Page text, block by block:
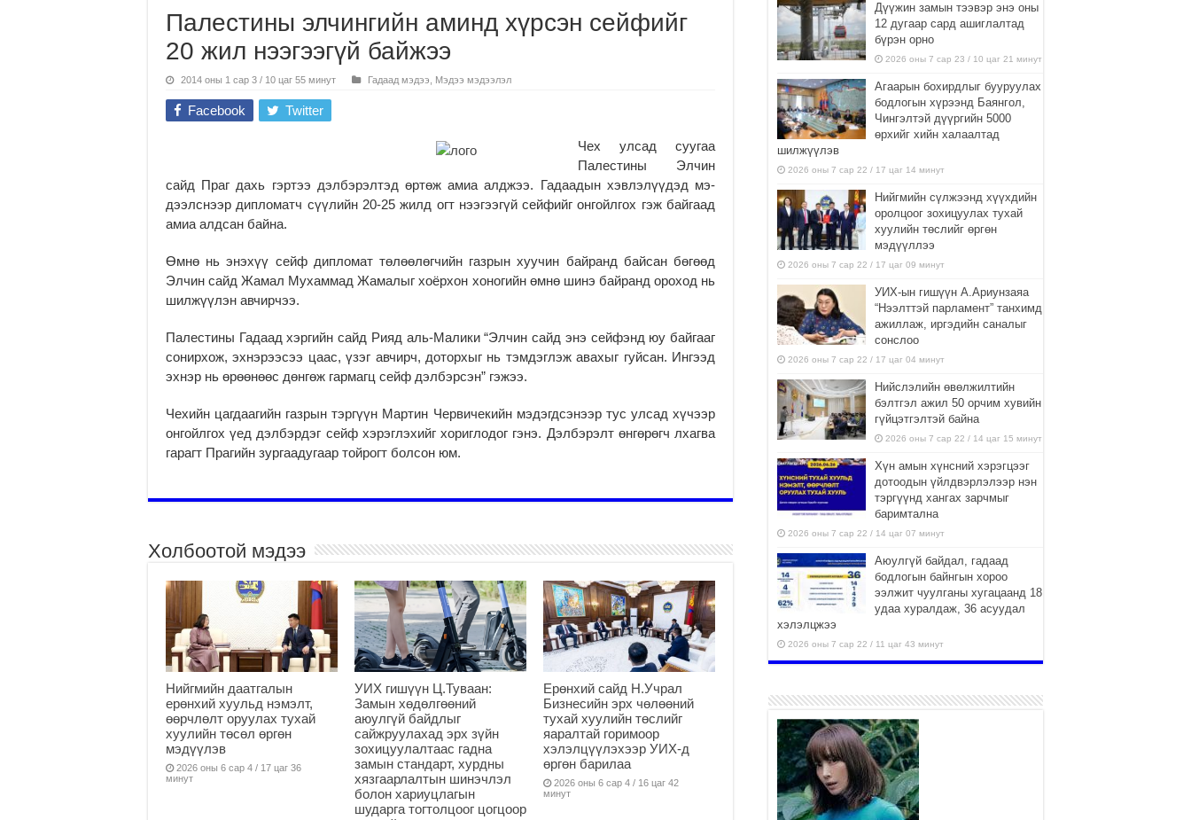
Палестины элчингийн аминд хүрсэн сейфийг
20 жил нээгээгүй байжээ
2014 оны 1 сар 3 / 10 цаг 55 минут Гадаад мэдээ Мэдээ мэдээлэл
Facebook Twitter
Чех улсад суугаа
Палес­тины Элчин
сайд Праг дахь гэр­тээ дэлбэ­рэлтэд өртөж амиа алджээ. Га­даадын хэв­­­­­лэлүүдэд мэ­
дээлснээр дип­­­­­ломатч сүүлийн 20-25 жилд огт нээгээгүй сей­фийг он­гойл­­­гох гэж байгаад
амиа алдсан байна.
Өмнө нь энэхүү сейф дип­ломат төлөөлөгчийн газ­­­­­рын хуучин бай­ранд бай­сан бөгөөд
Элчин сайд Жа­мал Мухаммад Жамалыг хоёр­хон хоно­гийн өмнө шинэ бай­ранд ороход нь
шил­жүүлэн авчирчээ.
Палестины Гадаад хэр­гийн сайд Рияд аль-Малики “Элчин сайд энэ сейфэнд юу байгааг
сонирхож, эхнэ­рээ­сээ цаас, үзэг авчирч, доторхыг нь тэмдэглэж ава­хыг гуйсан. Ингээд
эх­нэр нь өрөөнөөс дөнгөж гармагц сейф дэлбэрсэн” гэжээ.
Чехийн цагдаагийн газ­рын тэргүүн Мартин Чер­вичекийн мэдэгдсэнээр тус улсад хүчээр
онгойлгох үед дэлбэрдэг сейф хэрэг­лэхийг хориглодог гэнэ. Дэлбэрэлт өнгөрөгч лхаг­ва
гарагт Прагийн зургаа­ду­гаар тойрогт болсон юм.
Холбоотой мэдээ
Нийгмийн даатгалын
ерөнхий хуульд нэмэлт,
өөрчлөлт оруулах тухай
хуулийн төсөл өргөн
мэдүүлэв
2026 оны 6 сар 4 / 17 цаг 36
минут
УИХ гишүүн Ц.Туваан:
Замын хөдөлгөөний
аюулгүй байдлыг
сайжруулахад эрх зүйн
зохицуулалтаас гадна
замын стандарт, хурдны
хязгаарлалтын шинэчлэл
болон хариуцлагын
шударга тогтолцоог цогцоор
Ерөнхий сайд Н.Учрал
Бизнесийн эрх чөлөөний
тухай хуулийн төслийг
яаралтай горимоор
хэлэлцүүлэхээр УИХ-д
өргөн барилаа
2026 оны 6 сар 4 / 16 цаг 42
минут
Дүүжин замын тээвэр энэ оны
12 дугаар сард ашиглалтад
бүрэн орно
2026 оны 7 сар 23 / 10 цаг 21 минут
Агаарын бохирдлыг бууруулах
бодлогын хүрээнд Баянгол,
Чингэлтэй дүүргийн 5000
өрхийг хийн халаалтад
шилжүүлэв
2026 оны 7 сар 22 / 17 цаг 14 минут
Нийгмийн сүлжээнд хүүхдийн
оролцоог зохицуулах тухай
хуулийн төслийг өргөн
мэдүүллээ
2026 оны 7 сар 22 / 17 цаг 09 минут
УИХ-ын гишүүн А.Ариунзаяа
“Нээлттэй парламент” танхимд
ажиллаж, иргэдийн саналыг
сонслоо
2026 оны 7 сар 22 / 17 цаг 04 минут
Нийслэлийн өвөлжилтийн
бэлтгэл ажил 50 орчим хувийн
гүйцэтгэлтэй байна
2026 оны 7 сар 22 / 14 цаг 15 минут
Хүн амын хүнсний хэрэгцээг
дотоодын үйлдвэрлэлээр нэн
тэргүүнд хангах зарчмыг
баримтална
2026 оны 7 сар 22 / 14 цаг 07 минут
Аюулгүй байдал, гадаад
бодлогын байнгын хороо
ээлжит чуулганы хугацаанд 18
удаа хуралдаж, 36 асуудал
хэлэлцжээ
2026 оны 7 сар 22 / 11 цаг 43 минут
боломжтой-Хүүхэд хөгжүүлэх
төв” байгуулах төсөлд төр,
хувийн хэвшлийн түншлэлийн хүрээнд хамтран
ажиллахыг урьж байна
2026 оны 7 сар 22 / 9 цаг 28 минут
Б.Пүрэвдагва: “Урт цагаан”-ыг
залуучууд чөлөөт цагаа